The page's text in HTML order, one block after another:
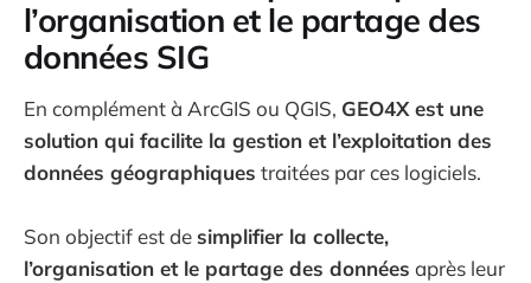
l’organisation et le partage des
données SIG
En complément à ArcGIS ou QGIS, GEO4X est une
solution qui facilite la gestion et l’exploitation des
données géographiques traitées par ces logiciels.
Son objectif est de simplifier la collecte,
l’organisation et le partage des données après leur